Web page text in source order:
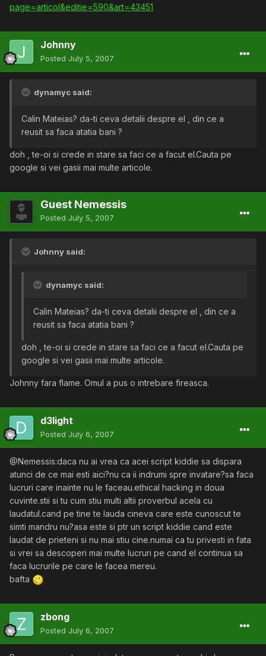
page=articol&editie=590&art=43451
Johnny
Posted July 5, 2007
dynamyc said:
Calin Mateias? da-ti ceva detalii despre el , din ce a
reusit sa faca atatia bani ?
doh , te-oi si crede in stare sa faci ce a facut el.Cauta pe
google si vei gasii mai multe articole.
Guest Nemessis
Posted July 5, 2007
Johnny said:
dynamyc said:
Calin Mateias? da-ti ceva detalii despre el , din ce a
reusit sa faca atatia bani ?
doh , te-oi si crede in stare sa faci ce a facut el.Cauta pe
google si vei gasii mai multe articole.
Johnny fara flame. Omul a pus o intrebare fireasca.
d3light
Posted July 6, 2007
@Nemessis:daca nu ai vrea ca acei script kiddie sa dispara
atunci de ce mai esti aici?nu ca ii indrumi spre invatare?sa faca
lucruri care inainte nu le faceau.ethical hacking in doua
cuvinte.stii si tu cum stiu multi altii proverbul acela cu
laudatul.cand pe tine te lauda cineva care este cunoscut te
simti mandru nu?asa este si ptr un script kiddie cand este
laudat de prieteni si nu mai stiu cine.numai ca tu privesti in fata
si vrei sa descoperi mai multe lucruri pe cand el continua sa
faca lucrurile pe care le facea mereu.
bafta
zbong
Posted July 6, 2007